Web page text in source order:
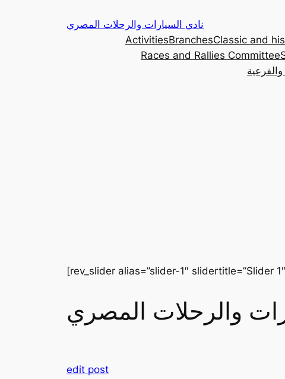
نادي السيارات والرحلات المصري
ActivitiesBranchesClassic and
Races and Rallies Committee
والفرعية
[rev_slider alias=”slider-1″ slidertitle=”Slider
والرحلات المصري
edit post